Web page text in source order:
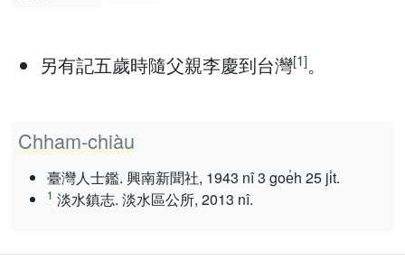
另有記五歲時隨父親李慶到台灣[1]。
Chham-chiàu
臺灣人士鑑. 興南新聞社, 1943 nî 3 goe̍h 25 ji̍t.
1 淡水鎮志. 淡水區公所, 2013 nî.